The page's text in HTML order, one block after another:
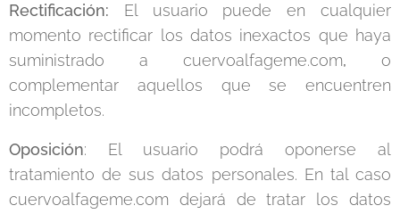
Rectificación: El usuario puede en cualquier
momento rectificar los datos inexactos que haya
suministrado a cuervoalfageme.com, o
complementar aquellos que se encuentren
incompletos.
Oposición: El usuario podrá oponerse al
tratamiento de sus datos personales. En tal caso
cuervoalfageme.com dejará de tratar los datos